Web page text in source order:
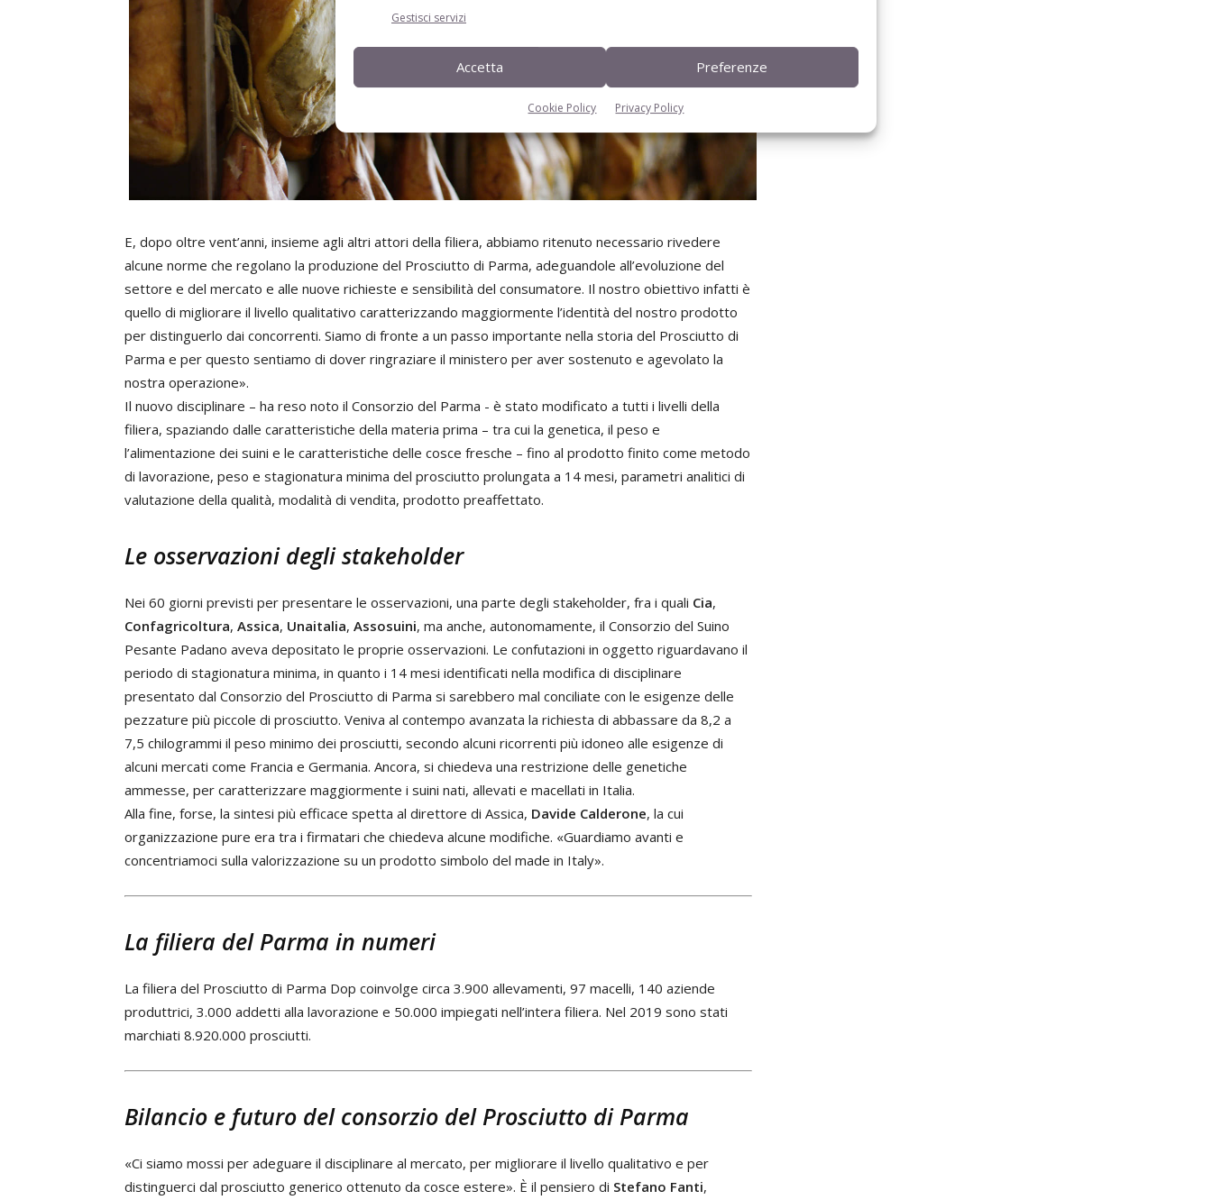
Gestisci servizi
Accetta Preferenze
Cookie Policy Privacy Policy
E, dopo oltre vent’anni, insieme agli altri attori della filiera, abbiamo ritenuto necessario rivedere
alcune norme che regolano la produzione del Prosciutto di Parma, adeguandole all’evoluzione del
settore e del mercato e alle nuove richieste e sensibilità del consumatore. Il nostro obiettivo infatti è
quello di migliorare il livello qualitativo caratterizzando maggiormente l’identità del nostro prodotto
per distinguerlo dai concorrenti. Siamo di fronte a un passo importante nella storia del Prosciutto di
Parma e per questo sentiamo di dover ringraziare il ministero per aver sostenuto e agevolato la
nostra operazione».
Il nuovo disciplinare – ha reso noto il Consorzio del Parma - è stato modificato a tutti i livelli della
filiera, spaziando dalle caratteristiche della materia prima – tra cui la genetica, il peso e
l’alimentazione dei suini e le caratteristiche delle cosce fresche – fino al prodotto finito come metodo
di lavorazione, peso e stagionatura minima del prosciutto prolungata a 14 mesi, parametri analitici di
valutazione della qualità, modalità di vendita, prodotto preaffettato.
Le osservazioni degli stakeholder
Nei 60 giorni previsti per presentare le osservazioni, una parte degli stakeholder, fra i quali Cia,
Confagricoltura, Assica, Unaitalia, Assosuini, ma anche, autonomamente, il Consorzio del Suino
Pesante Padano aveva depositato le proprie osservazioni. Le confutazioni in oggetto riguardavano il
periodo di stagionatura minima, in quanto i 14 mesi identificati nella modifica di disciplinare
presentato dal Consorzio del Prosciutto di Parma si sarebbero mal conciliate con le esigenze delle
pezzature più piccole di prosciutto. Veniva al contempo avanzata la richiesta di abbassare da 8,2 a
7,5 chilogrammi il peso minimo dei prosciutti, secondo alcuni ricorrenti più idoneo alle esigenze di
alcuni mercati come Francia e Germania. Ancora, si chiedeva una restrizione delle genetiche
ammesse, per caratterizzare maggiormente i suini nati, allevati e macellati in Italia.
Alla fine, forse, la sintesi più efficace spetta al direttore di Assica, Davide Calderone, la cui
organizzazione pure era tra i firmatari che chiedeva alcune modifiche. «Guardiamo avanti e
concentriamoci sulla valorizzazione su un prodotto simbolo del made in Italy».
La filiera del Parma in numeri
La filiera del Prosciutto di Parma Dop coinvolge circa 3.900 allevamenti, 97 macelli, 140 aziende
produttrici, 3.000 addetti alla lavorazione e 50.000 impiegati nell’intera filiera. Nel 2019 sono stati
marchiati 8.920.000 prosciutti.
Bilancio e futuro del consorzio del Prosciutto di Parma
«Ci siamo mossi per adeguare il disciplinare al mercato, per migliorare il livello qualitativo e per
distinguerci dal prosciutto generico ottenuto da cosce estere». È il pensiero di Stefano Fanti,